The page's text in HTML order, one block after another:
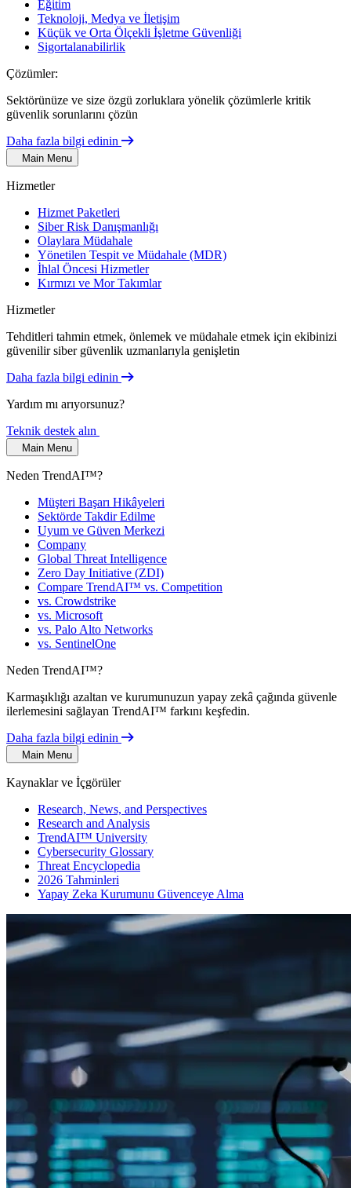
Eğitim
Teknoloji, Medya ve İletişim
Küçük ve Orta Ölçekli İşletme Güvenliği
Sigortalanabilirlik
Çözümler:
Sektörünüze ve size özgü zorluklara yönelik çözümlerle kritik
güvenlik sorunlarını çözün
Daha fazla bilgi edinin
Main Menu
Hizmetler
Hizmet Paketleri
Siber Risk Danışmanlığı
Olaylara Müdahale
Yönetilen Tespit ve Müdahale (MDR)
İhlal Öncesi Hizmetler
Kırmızı ve Mor Takımlar
Hizmetler
Tehditleri tahmin etmek, önlemek ve müdahale etmek için ekibinizi
güvenilir siber güvenlik uzmanlarıyla genişletin
Daha fazla bilgi edinin
Yardım mı arıyorsunuz?
Teknik destek alın
Main Menu
Neden TrendAI™?
Müşteri Başarı Hikâyeleri
Sektörde Takdir Edilme
Uyum ve Güven Merkezi
Company
Global Threat Intelligence
Zero Day Initiative (ZDI)
Compare TrendAI™ vs. Competition
vs. Crowdstrike
vs. Microsoft
vs. Palo Alto Networks
vs. SentinelOne
Neden TrendAI™?
Karmaşıklığı azaltan ve kurumunuzun yapay zekâ çağında güvenle
ilerlemesini sağlayan TrendAI™ farkını keşfedin.
Daha fazla bilgi edinin
Main Menu
Kaynaklar ve İçgörüler
Research, News, and Perspectives
Research and Analysis
TrendAI™ University
Cybersecurity Glossary
Threat Encyclopedia
2026 Tahminleri
Yapay Zeka Kurumunu Güvenceye Alma